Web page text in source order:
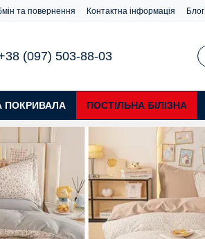
та повернення Контактна інформація Блог
(097) 503-88-03
ПОКРИВАЛА ПОСТІЛЬНА БІЛІЗНА